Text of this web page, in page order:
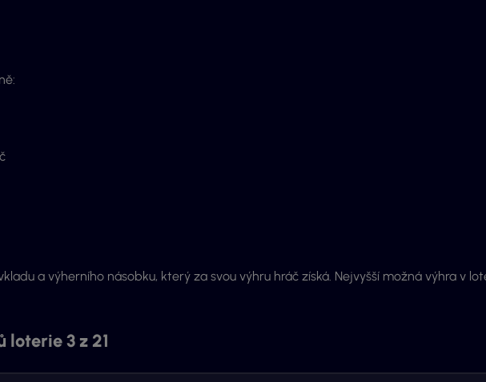
a výherního násobku, který za svou výhru hráč získá. Nejvyšší možná výhra v
loterie 3 z 21